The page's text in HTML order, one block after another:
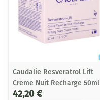
Caudalie Resveratrol Lift
Creme Nuit Recharge 50ml
42,20 €